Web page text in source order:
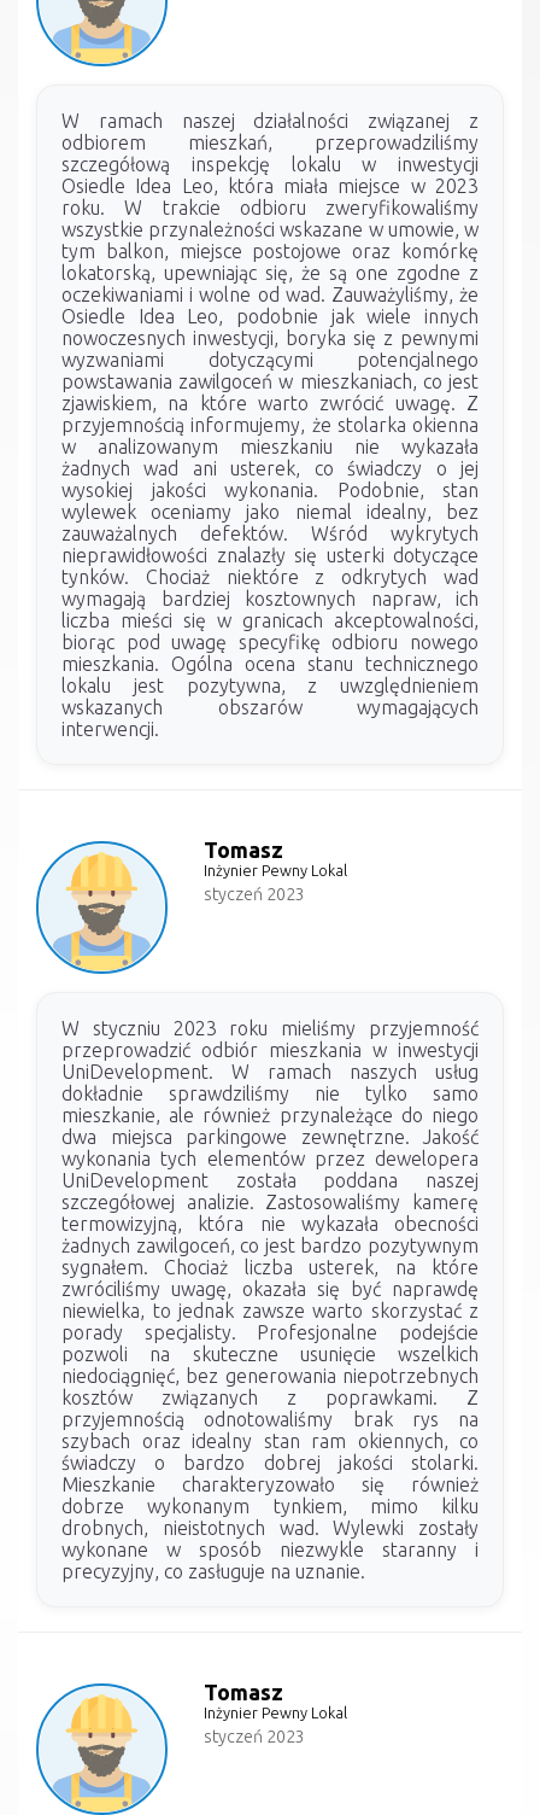
W ramach naszej działalności związanej z
odbiorem mieszkań, przeprowadziliśmy
szczegółową inspekcję lokalu w inwestycji
Osiedle Idea Leo, która miała miejsce w 2023
roku. W trakcie odbioru zweryfikowaliśmy
wszystkie przynależności wskazane w umowie, w
tym balkon, miejsce postojowe oraz komórkę
lokatorską, upewniając się, że są one zgodne z
oczekiwaniami i wolne od wad. Zauważyliśmy, że
Osiedle Idea Leo, podobnie jak wiele innych
nowoczesnych inwestycji, boryka się z pewnymi
wyzwaniami dotyczącymi potencjalnego
powstawania zawilgoceń w mieszkaniach, co jest
zjawiskiem, na które warto zwrócić uwagę. Z
przyjemnością informujemy, że stolarka okienna
w analizowanym mieszkaniu nie wykazała
żadnych wad ani usterek, co świadczy o jej
wysokiej jakości wykonania. Podobnie, stan
wylewek oceniamy jako niemal idealny, bez
zauważalnych defektów. Wśród wykrytych
nieprawidłowości znalazły się usterki dotyczące
tynków. Chociaż niektóre z odkrytych wad
wymagają bardziej kosztownych napraw, ich
liczba mieści się w granicach akceptowalności,
biorąc pod uwagę specyfikę odbioru nowego
mieszkania. Ogólna ocena stanu technicznego
lokalu jest pozytywna, z uwzględnieniem
wskazanych obszarów wymagających
interwencji.
Tomasz
Inżynier Pewny Lokal
styczeń 2023
W styczniu 2023 roku mieliśmy przyjemność
przeprowadzić odbiór mieszkania w inwestycji
UniDevelopment. W ramach naszych usług
dokładnie sprawdziliśmy nie tylko samo
mieszkanie, ale również przynależące do niego
dwa miejsca parkingowe zewnętrzne. Jakość
wykonania tych elementów przez dewelopera
UniDevelopment została poddana naszej
szczegółowej analizie. Zastosowaliśmy kamerę
termowizyjną, która nie wykazała obecności
żadnych zawilgoceń, co jest bardzo pozytywnym
sygnałem. Chociaż liczba usterek, na które
zwróciliśmy uwagę, okazała się być naprawdę
niewielka, to jednak zawsze warto skorzystać z
porady specjalisty. Profesjonalne podejście
pozwoli na skuteczne usunięcie wszelkich
niedociągnięć, bez generowania niepotrzebnych
kosztów związanych z poprawkami. Z
przyjemnością odnotowaliśmy brak rys na
szybach oraz idealny stan ram okiennych, co
świadczy o bardzo dobrej jakości stolarki.
Mieszkanie charakteryzowało się również
dobrze wykonanym tynkiem, mimo kilku
drobnych, nieistotnych wad. Wylewki zostały
wykonane w sposób niezwykle staranny i
precyzyjny, co zasługuje na uznanie.
Tomasz
Inżynier Pewny Lokal
styczeń 2023